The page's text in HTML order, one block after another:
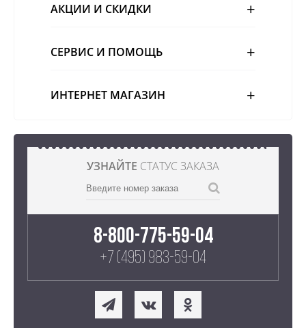
АКЦИИ И СКИДКИ
СЕРВИС И ПОМОЩЬ
ИНТЕРНЕТ МАГАЗИН
УЗНАЙТЕ СТАТУС ЗАКАЗА
8-800-775-59-04
+7 (495) 983-59-04